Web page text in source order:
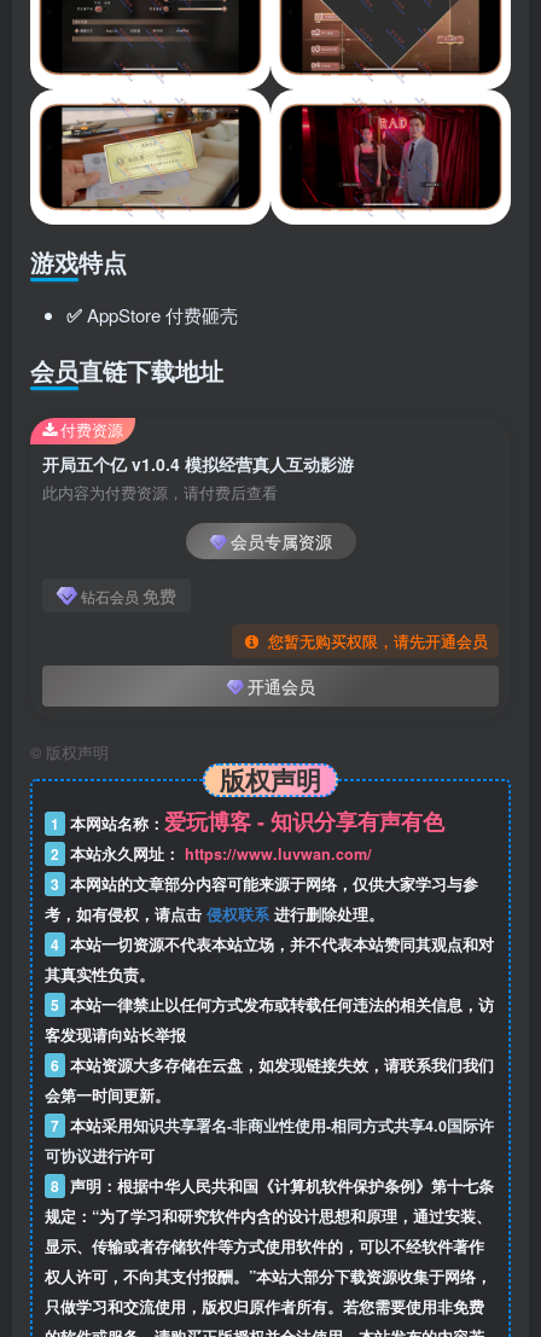
游戏特点
✅AppStore 付费砸壳
会员直链下载地址
开局五个亿 v1.0.4 模拟经营真人互动影游
此内容为付费资源，请付费后查看
会员专属资源
钻石会员 免费
您暂无购买权限，请先开通会员
开通会员
付费资源
© 版权声明
版权声明
1 本网站名称： 爱玩博客 - 知识分享有声有色
2 本站永久网址： https://www.luvwan.com/
3 本网站的文章部分内容可能来源于网络，仅供大家学习与参
考，如有侵权，请点击 侵权联系 进行删除处理。
4 本站一切资源不代表本站立场，并不代表本站赞同其观点和对
其真实性负责。
5 本站一律禁止以任何方式发布或转载任何违法的相关信息，访
客发现请向站长举报
6 本站资源大多存储在云盘，如发现链接失效，请联系我们我们
会第一时间更新。
7 本站采用知识共享署名-非商业性使用-相同方式共享4.0国际许
可协议进行许可
8 声明：根据中华人民共和国《计算机软件保护条例》第十七条
规定：“为了学习和研究软件内含的设计思想和原理，通过安装、
显示、传输或者存储软件等方式使用软件的，可以不经软件著作
权人许可，不向其支付报酬。”本站大部分下载资源收集于网络，
只做学习和交流使用，版权归原作者所有。若您需要使用非免费